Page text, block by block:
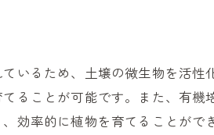
いるため、土壌の微生物を活性
ることが可能です。また、有機
効率的に植物を育てることがで